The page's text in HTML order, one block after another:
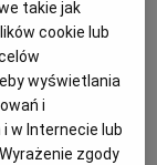
Light -
stylu
takie jak
cookie lub
wyświetlania
i
w Internecie lub
zgody